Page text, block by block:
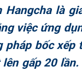
Hangcha là
việc ứng
pháp bốc
lên gấp 20